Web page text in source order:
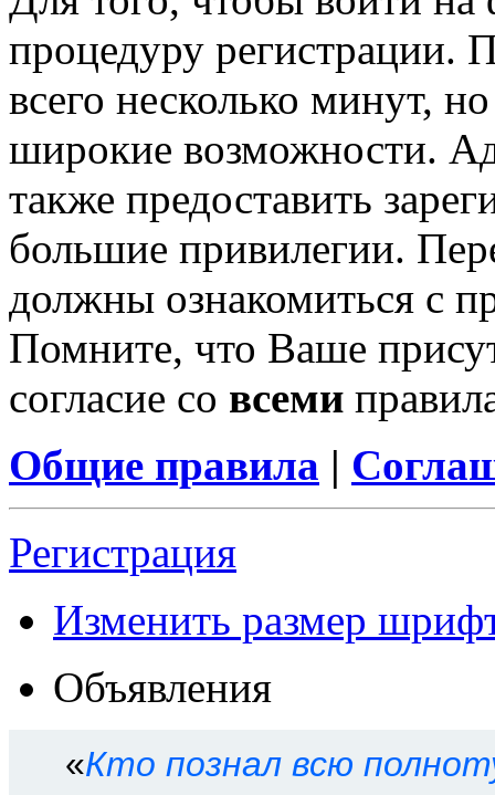
процедуру регистрации.
всего несколько минут,
широкие возможности.
также предоставить
большие привилегии.
должны ознакомиться с
Помните, что Ваше
согласие со всеми
Общие правила |
Регистрация
Изменить размер
Объявления
«Кто познал всю